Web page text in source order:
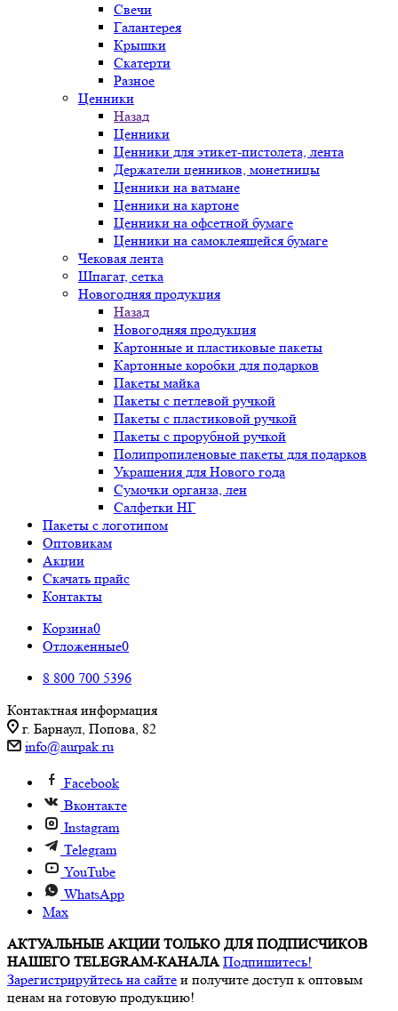
Свечи
Галантерея
Крышки
Скатерти
Разное
Ценники
Назад
Ценники
Ценники для этикет-пистолета, лента
Держатели ценников, монетницы
Ценники на ватмане
Ценники на картоне
Ценники на офсетной бумаге
Ценники на самоклеящейся бумаге
Чековая лента
Шпагат, сетка
Новогодняя продукция
Назад
Новогодняя продукция
Картонные и пластиковые пакеты
Картонные коробки для подарков
Пакеты майка
Пакеты с петлевой ручкой
Пакеты с пластиковой ручкой
Пакеты с прорубной ручкой
Полипропиленовые пакеты для подарков
Украшения для Нового года
Сумочки органза, лен
Салфетки НГ
Пакеты с логотипом
Оптовикам
Акции
Скачать прайс
Контакты
Корзина0
Отложенные0
8 800 700 5396
Контактная информация
г. Барнаул, Попова, 82
info@aurpak.ru
Facebook
Вконтакте
Instagram
Telegram
YouTube
WhatsApp
Max
АКТУАЛЬНЫЕ АКЦИИ ТОЛЬКО ДЛЯ ПОДПИСЧИКОВ
НАШЕГО TELEGRAM-КАНАЛА Подпишитесь!
Зарегистрируйтесь на сайте и получите доступ к оптовым
ценам на готовую продукцию!